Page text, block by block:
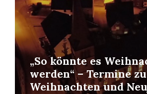
„So könnte es
werden“ – Termine zu
Weihnachten und